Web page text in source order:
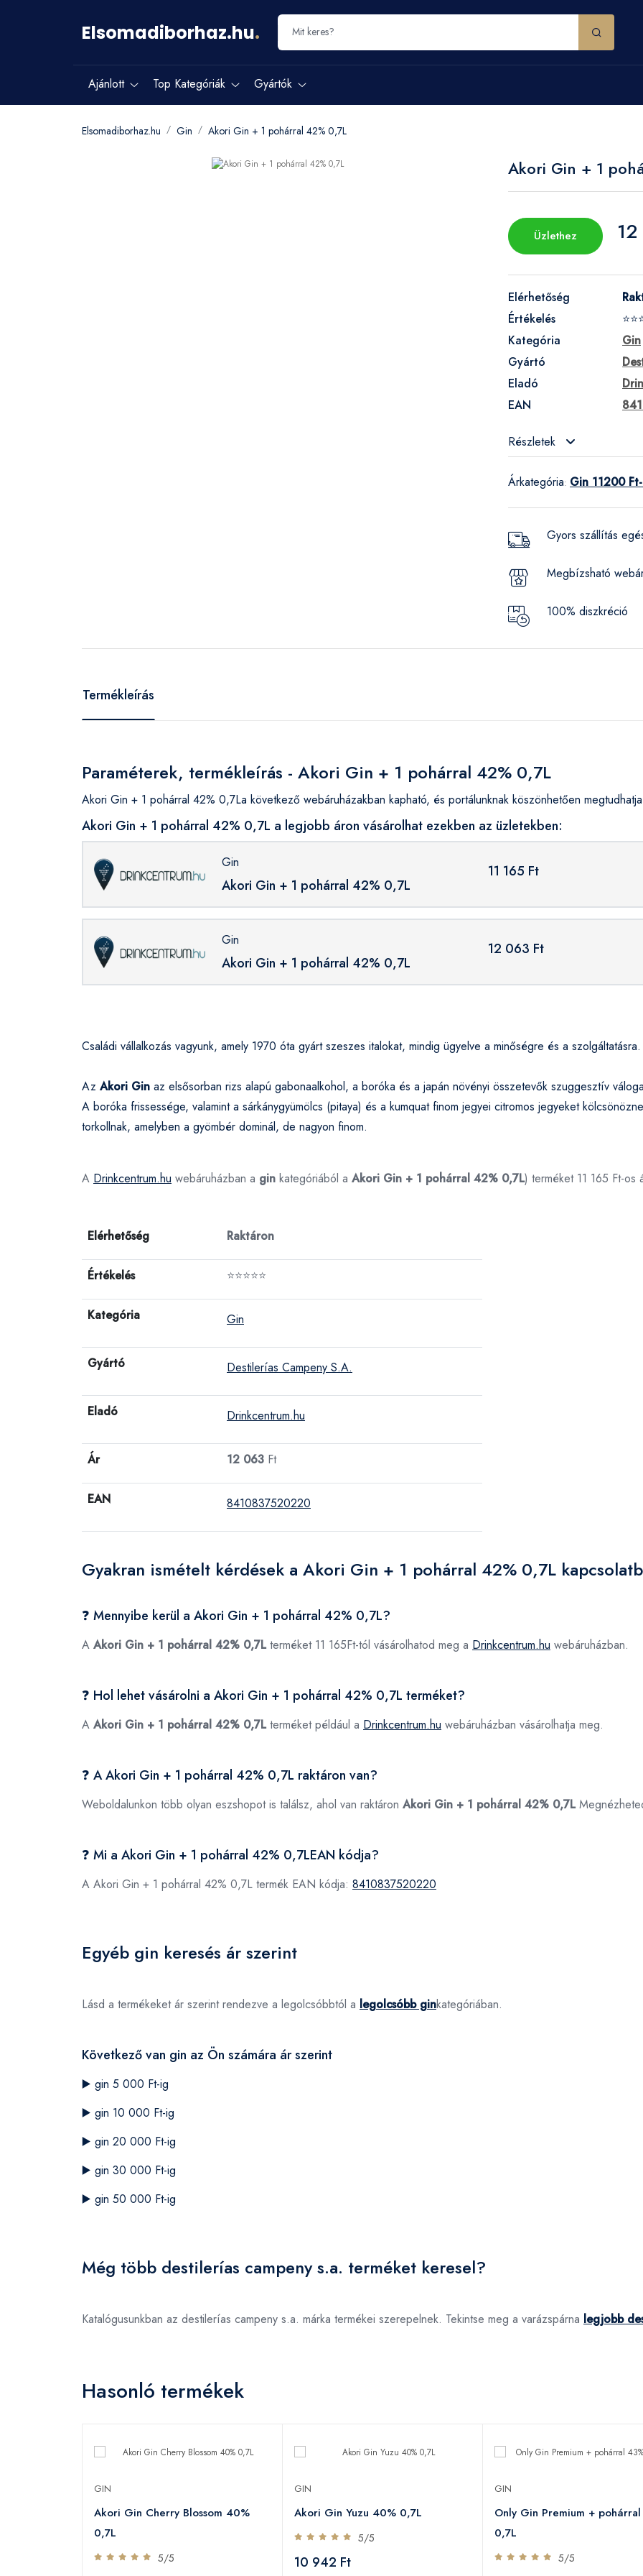
Elsomadiborhaz.hu.
Ajánlott Top Kategóriák Gyártók
Elsomadiborhaz.hu Gin Akori Gin + 1 pohárral 42% 0,7L
Akori Gin + 1
Üzlethez
Elérhetőség
Értékelés
Kategória
Gin
Gyártó
Eladó
EAN
Részletek
Árkategória: Gin 11200
Gyors szállítás
Megbízsható
100% diszkréció
Termékleírás
Paraméterek, termékleírás - Akori Gin + 1 pohárral 42% 0,7L
Akori Gin + 1 pohárral 42% 0,7La következő webáruházakban kapható, és portálunknak köszönhetően
Akori Gin + 1 pohárral 42% 0,7L a legjobb áron vásárolhat ezekben az üzletekben:
Gin
Akori Gin + 1 pohárral 42% 0,7L
11 165 Ft
Gin
Akori Gin + 1 pohárral 42% 0,7L
12 063 Ft
Családi vállalkozás vagyunk, amely 1970 óta gyárt szeszes italokat, mindig ügyelve a minőségre és a szolgáltatásra.
Az Akori Gin az elsősorban rizs alapú gabonaalkohol, a boróka és a japán növényi összetevők szuggesztív
A boróka frissessége, valamint a sárkánygyümölcs (pitaya) és a kumquat finom jegyei citromos jegyeket
torkollnak, amelyben a gyömbér dominál, de nagyon finom.
A Drinkcentrum.hu webáruházban a gin kategóriából a Akori Gin + 1 pohárral 42% 0,7L) terméket 11 165 Ft-os
Elérhetőség Raktáron
Értékelés ⭐⭐⭐⭐⭐
Kategória Gin
Gyártó Destilerías Campeny S.A.
Eladó Drinkcentrum.hu
Ár 12 063 Ft
EAN 8410837520220
Gyakran ismételt kérdések a Akori Gin + 1 pohárral 42% 0,7L
❓ Mennyibe kerül a Akori Gin + 1 pohárral 42% 0,7L?
A Akori Gin + 1 pohárral 42% 0,7Lterméket 11 165Ft-tól vásárolhatod meg a Drinkcentrum.hu webáruházban.
❓ Hol lehet vásárolni a Akori Gin + 1 pohárral 42% 0,7L terméket?
A Akori Gin + 1 pohárral 42% 0,7Lterméket például a Drinkcentrum.hu webáruházban vásárolhatja meg.
❓ A Akori Gin + 1 pohárral 42% 0,7L raktáron van?
Weboldalunkon több olyan eszshopot is találsz, ahol van raktáron Akori Gin + 1 pohárral 42% 0,7L
❓ Mi a Akori Gin + 1 pohárral 42% 0,7LEAN kódja?
A Akori Gin + 1 pohárral 42% 0,7L termék EAN kódja: 8410837520220
Egyéb gin keresés ár szerint
Lásd a termékeket ár szerint rendezve a legolcsóbbtól a legolcsóbb ginkategóriában.
Következő van gin az Ön számára ár szerint
▶️ gin 5 000 Ft-ig
▶️ gin 10 000 Ft-ig
▶️ gin 20 000 Ft-ig
▶️ gin 30 000 Ft-ig
▶️ gin 50 000 Ft-ig
Még több destilerías campeny s.a. terméket keresel?
Katalógusunkban az destilerías campeny s.a. márka termékei szerepelnek. Tekintse meg a varázspárna legjobb
Hasonló termékek
GIN
Akori Gin Cherry Blossom 40%
0,7L
5/5
GIN
Akori Gin Yuzu 40% 0,7L
5/5
10 942 Ft
GIN
Only Gin Premium +
0,7L
5/5